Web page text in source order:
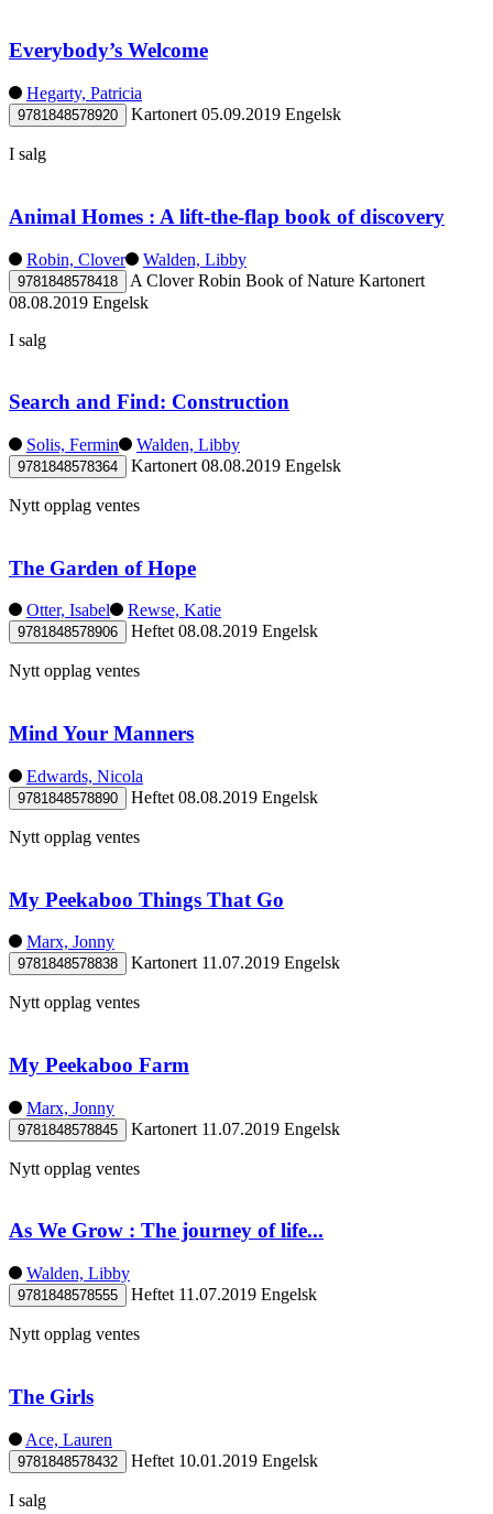
Everybody’s Welcome
Hegarty, Patricia
9781848578920 Kartonert 05.09.2019 Engelsk
I salg
Animal Homes : A lift-the-flap book of discovery
Robin, Clover Walden, Libby
9781848578418 A Clover Robin Book of Nature Kartonert
08.08.2019 Engelsk
I salg
Search and Find: Construction
Solis, Fermin Walden, Libby
9781848578364 Kartonert 08.08.2019 Engelsk
Nytt opplag ventes
The Garden of Hope
Otter, Isabel Rewse, Katie
9781848578906 Heftet 08.08.2019 Engelsk
Nytt opplag ventes
Mind Your Manners
Edwards, Nicola
9781848578890 Heftet 08.08.2019 Engelsk
Nytt opplag ventes
My Peekaboo Things That Go
Marx, Jonny
9781848578838 Kartonert 11.07.2019 Engelsk
Nytt opplag ventes
My Peekaboo Farm
Marx, Jonny
9781848578845 Kartonert 11.07.2019 Engelsk
Nytt opplag ventes
As We Grow : The journey of life...
Walden, Libby
9781848578555 Heftet 11.07.2019 Engelsk
Nytt opplag ventes
The Girls
Ace, Lauren
9781848578432 Heftet 10.01.2019 Engelsk
I salg